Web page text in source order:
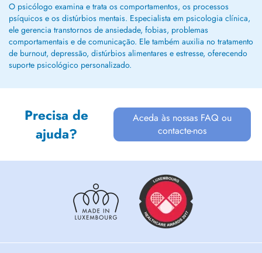
O psicólogo examina e trata os comportamentos, os processos
psíquicos e os distúrbios mentais. Especialista em psicologia clínica,
ele gerencia transtornos de ansiedade, fobias, problemas
comportamentais e de comunicação. Ele também auxilia no tratamento
de burnout, depressão, distúrbios alimentares e estresse, oferecendo
suporte psicológico personalizado.
Precisa de
ajuda?
Aceda às nossas FAQ ou
contacte-nos